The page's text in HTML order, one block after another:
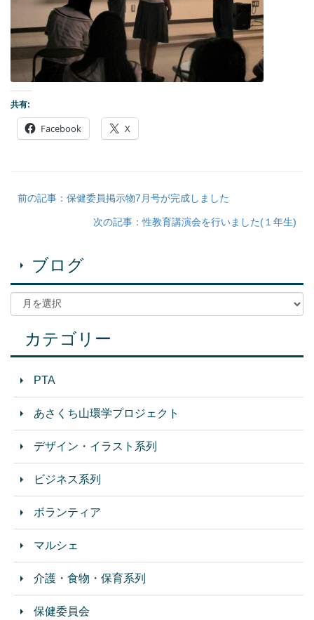
共有:
Facebook X
前の記事：保健委員掲示物7月号が完成しました
次の記事：性教育講演会を行いました(１年生)
ブログ
カテゴリー
PTA
あさくち山環学プロジェクト
デザイン・イラスト系列
ビジネス系列
ボランティア
マルシェ
介護・食物・保育系列
保健委員会